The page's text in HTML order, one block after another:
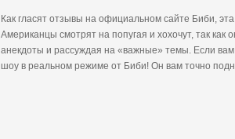
Как гласят отзывы на официальном сайте Биби,
Американцы смотрят на попугая и хохочут, так
анекдоты и рассуждая на «важные» темы. Если
шоу в реальном режиме от Биби! Он вам точно